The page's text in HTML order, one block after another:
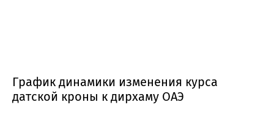
График динамики изменения курса
датской кроны к дирхаму ОАЭ